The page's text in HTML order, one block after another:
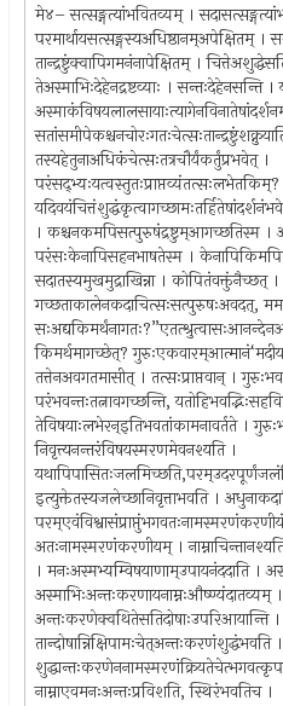
मे४– सत्सङ्गत्यांभवितव्यम् ।
परमार्थायसत्सङ्गस्यअधिष्ठानम्अपेक्षितम् ।
तान्द्रष्टुंक्वापिगमनंनापेक्षितम् ।
तेअस्माभिःदेहेनद्रष्टव्याः । सन्तःदेहेनसन्ति
तस्यहेतुनाअधिकंचेत्सःतत्रचौर्यंकर्तुंप्रभवेत् ।
परंसद्भ्यःयत्वस्तुतःप्राप्तव्यंतत्सःलभेतकिम्?
। कश्चनकमपिसत्पुरुषंद्रष्टुम्आगच्छतिस्म ।
परंसःकेनापिसहनभाषतेस्म ।
सदातस्यमुखमुद्राखिन्ना । कोपितंवक्तुंनैच्छत् ।
गच्छताकालेनकदाचित्सःसत्पुरुषःअवदत्,
किमर्थमागच्छेत्?
तत्तेनअवगतमासीत् । तत्सःप्राप्तवान् ।
परंभवन्तःतत्नावगच्छन्ति,
तेविषयाःलभेरन्इतिभवतांकामनावर्तते ।
निवृत्त्यनन्तरंविषयस्मरणमेवनश्यति ।
इत्युक्तेतस्यजलेच्छानिवृत्ताभवति ।
अतःनामस्मरणंकरणीयम् ।
। मनःअस्मभ्यम्विषयाणाम्उपायनंददाति ।
अस्माभिःअन्तःकरणायनाम्नःऔष्ण्यंदातव्यम् ।
अन्तःकरणेक्वथितेसतिदोषाःउपरिआयान्ति ।
तान्दोषान्निक्षिपामःचेत्अन्तःकरणंशुद्धंभवति ।
नाम्नाएवमनःअन्तःप्रविशति, स्थिरंभवतिच ।